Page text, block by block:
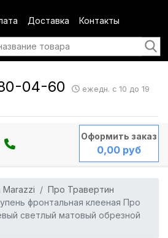
Доставка Контакты
04-60 ежедн. с 10 до 19
Оформить заказ
0,00 руб
Marazzi
Про Травертин
фронтальная клееная Про
светлый матовый обрезной